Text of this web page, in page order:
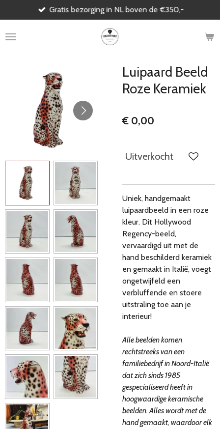
direct
naar
Gratis bezorging in NL boven de €350,-
Luipaard Beeld
Roze Keramiek
€ 0,00
Uitverkocht
Uniek, handgemaakt
luipaardbeeld in een roze
kleur. Dit Hollywood
Regency-beeld,
vervaardigd uit met de
hand beschilderd keramiek
en gemaakt in Italië, voegt
ongetwijfeld een
verbluffende en stoere
uitstraling toe aan je
interieur!
Alle beelden komen
rechtstreeks van een
familiebedrijf in Noord-Italië
dat zich sinds 1985
gespecialiseerd heeft in
hoogwaardige keramische
beelden. Alles wordt met de
hand gemaakt, waardoor elk